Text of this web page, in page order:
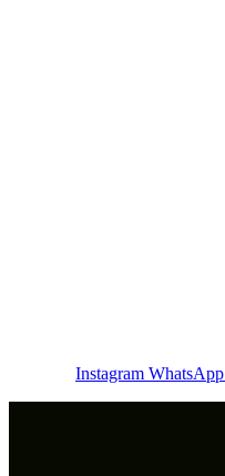
Instagram WhatsApp